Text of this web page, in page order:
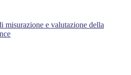
misurazione e valutazione della